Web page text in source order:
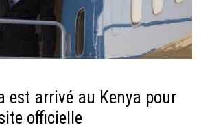
est arrivé au Kenya pour
officielle